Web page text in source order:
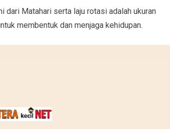
dari Matahari serta laju rotasi adalah ukuran
membentuk dan menjaga kehidupan.